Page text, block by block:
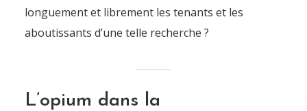
longuement et librement les tenants et les
aboutissants d’une telle recherche ?
L’opium dans la